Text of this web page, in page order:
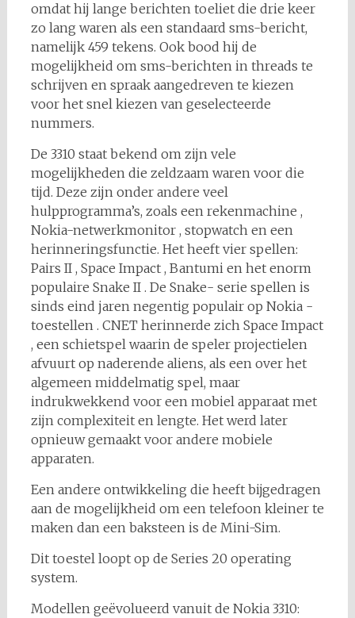
omdat hij lange berichten toeliet die drie keer
zo lang waren als een standaard sms-bericht,
namelijk 459 tekens. Ook bood hij de
mogelijkheid om sms-berichten in threads te
schrijven en spraak aangedreven te kiezen
voor het snel kiezen van geselecteerde
nummers.
De 3310 staat bekend om zijn vele
mogelijkheden die zeldzaam waren voor die
tijd. Deze zijn onder andere veel
hulpprogramma’s, zoals een rekenmachine ,
Nokia-netwerkmonitor , stopwatch en een
herinneringsfunctie. Het heeft vier spellen:
Pairs II , Space Impact , Bantumi en het enorm
populaire Snake II . De Snake- serie spellen is
sinds eind jaren negentig populair op Nokia -
toestellen . CNET herinnerde zich Space Impact
, een schietspel waarin de speler projectielen
afvuurt op naderende aliens, als een over het
algemeen middelmatig spel, maar
indrukwekkend voor een mobiel apparaat met
zijn complexiteit en lengte. Het werd later
opnieuw gemaakt voor andere mobiele
apparaten.
Een andere ontwikkeling die heeft bijgedragen
aan de mogelijkheid om een telefoon kleiner te
maken dan een baksteen is de Mini-Sim.
Dit toestel loopt op de Series 20 operating
system.
Modellen geëvolueerd vanuit de Nokia 3310: